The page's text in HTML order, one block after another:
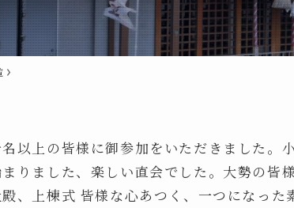
以上の皆様に御参加をいただきました。
りました、楽しい直会でした。大勢の皆
、上棟式 皆様な心あつく、一つになった